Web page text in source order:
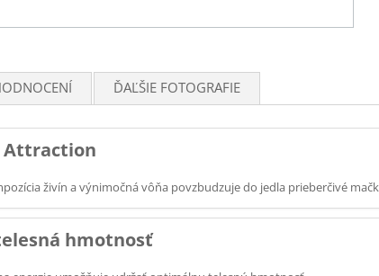
ĎAĽŠIE FOTOGRAFIE
živín a výnimočná vôňa povzbudzuje do jedla prieberčivé
hmotnosť